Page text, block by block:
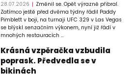
28.07.2026
Změnil se. Opět výrazně přibral.
Zatímco ještě před dvěma týdny řádil Paddy
Pimblett v boji, na turnaji UFC 329 v Las Vegas
se blýskl senzačním výkonem, nyní již řádí v
mnohých restauracích ...
Krásná vzpěračka vzbudila
poprask. Předvedla se v
bikinách